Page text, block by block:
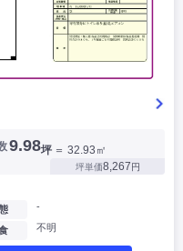
9.98坪 ＝ 32.93㎡
坪単価8,267円
-
不明